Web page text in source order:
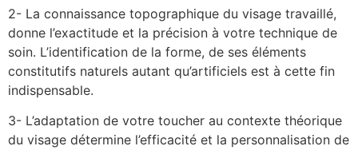
2- La connaissance topographique du visage travaillé,
donne l’exactitude et la précision à votre technique de
soin. L’identification de la forme, de ses éléments
constitutifs naturels autant qu’artificiels est à cette fin
indispensable.
3- L’adaptation de votre toucher au contexte théorique
du visage détermine l’efficacité et la personnalisation de